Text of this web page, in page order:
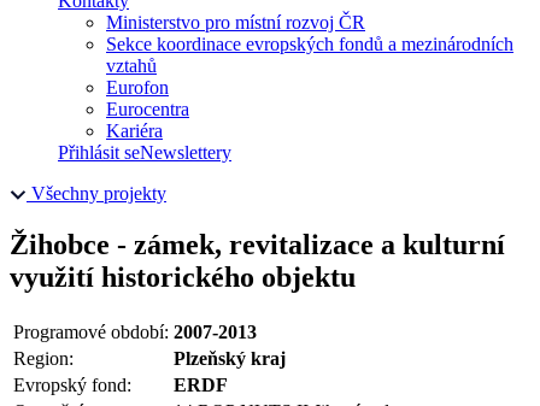
Ministerstvo pro místní rozvoj ČR
Sekce koordinace evropských fondů a mezinárodních
vztahů
Eurofon
Eurocentra
Kariéra
Přihlásit seNewslettery
Všechny projekty
Žihobce - zámek, revitalizace a kulturní
využití historického objektu
Programové období: 2007-2013
Region:
Plzeňský kraj
Evropský fond:
ERDF